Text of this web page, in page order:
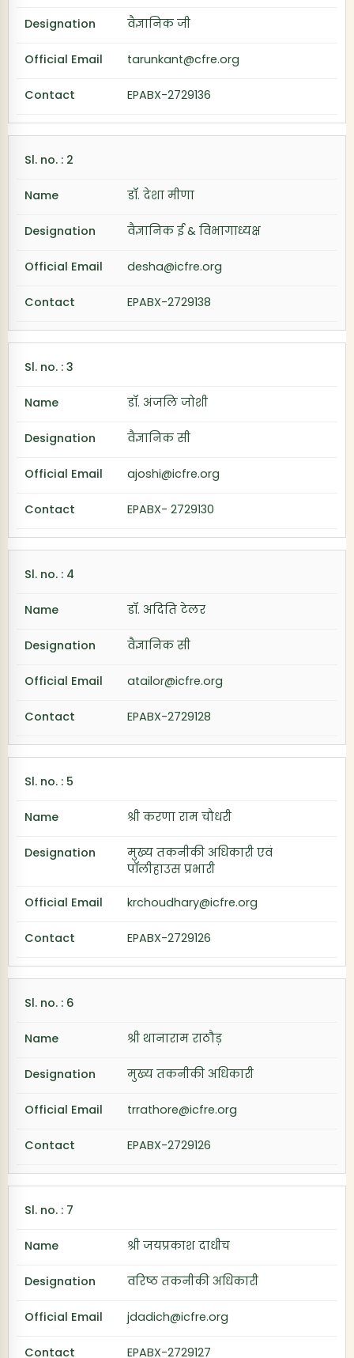
वैज्ञानिक जी
tarunkant@cfre.org
EPABX-2729136
डॉ. देशा मीणा
वैज्ञानिक ई & विभागाध्यक्ष
desha@icfre.org
EPABX-2729138
डॉ. अंजलि जोशी
वैज्ञानिक सी
ajoshi@icfre.org
EPABX- 2729130
डॉ. अदिति टेलर
वैज्ञानिक सी
atailor@icfre.org
EPABX-2729128
श्री करणा राम चौधरी
मुख्य तकनीकी अधिकारी एवं
पॉलीहाउस प्रभारी
krchoudhary@icfre.org
EPABX-2729126
श्री थानाराम राठौड़
मुख्य तकनीकी अधिकारी
trrathore@icfre.org
EPABX-2729126
श्री जयप्रकाश दाधीच
वरिष्ठ तकनीकी अधिकारी
jdadich@icfre.org
EPABX-2729127